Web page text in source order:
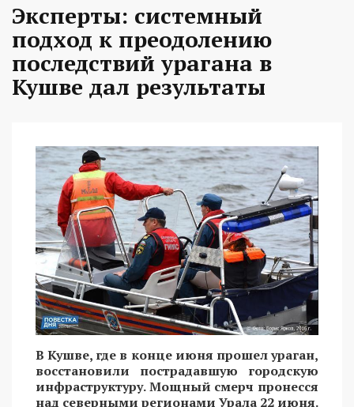
Эксперты: системный
подход к преодолению
последствий урагана в
Кушве дал результаты
В Кушве, где в конце июня прошел ураган,
восстановили пострадавшую городскую
инфраструктуру. Мощный смерч пронесся
над северными регионами Урала 22 июня.